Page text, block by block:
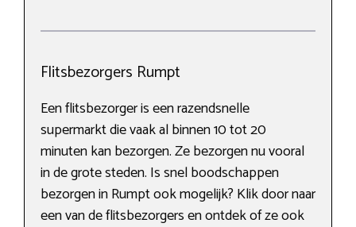
Flitsbezorgers Rumpt
Een flitsbezorger is een razendsnelle
supermarkt die vaak al binnen 10 tot 20
minuten kan bezorgen. Ze bezorgen nu vooral
in de grote steden. Is snel boodschappen
bezorgen in Rumpt ook mogelijk? Klik door naar
een van de flitsbezorgers en ontdek of ze ook